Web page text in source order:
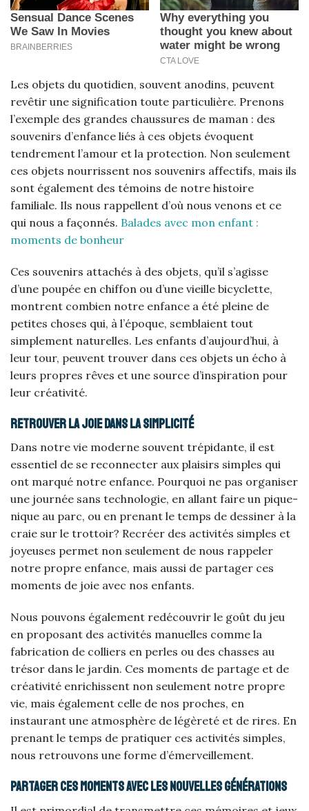
Les objets du quotidien, souvent anodins, peuvent
revêtir une signification toute particulière. Prenons
l’exemple des grandes chaussures de maman : des
souvenirs d’enfance liés à ces objets évoquent
tendrement l’amour et la protection. Non seulement
ces objets nourrissent nos souvenirs affectifs, mais ils
sont également des témoins de notre histoire
familiale. Ils nous rappellent d’où nous venons et ce
qui nous a façonnés. Balades avec mon enfant :
moments de bonheur
Ces souvenirs attachés à des objets, qu’il s’agisse
d’une poupée en chiffon ou d’une vieille bicyclette,
montrent combien notre enfance a été pleine de
petites choses qui, à l’époque, semblaient tout
simplement naturelles. Les enfants d’aujourd’hui, à
leur tour, peuvent trouver dans ces objets un écho à
leurs propres rêves et une source d’inspiration pour
leur créativité.
Retrouver la joie dans la simplicité
Dans notre vie moderne souvent trépidante, il est
essentiel de se reconnecter aux plaisirs simples qui
ont marqué notre enfance. Pourquoi ne pas organiser
une journée sans technologie, en allant faire un pique-
nique au parc, ou en prenant le temps de dessiner à la
craie sur le trottoir? Recréer des activités simples et
joyeuses permet non seulement de nous rappeler
notre propre enfance, mais aussi de partager ces
moments de joie avec nos enfants.
Nous pouvons également redécouvrir le goût du jeu
en proposant des activités manuelles comme la
fabrication de colliers en perles ou des chasses au
trésor dans le jardin. Ces moments de partage et de
créativité enrichissent non seulement notre propre
vie, mais également celle de nos proches, en
instaurant une atmosphère de légèreté et de rires. En
prenant le temps de pratiquer ces activités simples,
nous retrouvons une forme d’émerveillement.
Partager ces moments avec les nouvelles générations